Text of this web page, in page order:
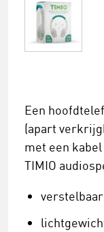
Een
(apart
met een
TIMIO
verstelbaar